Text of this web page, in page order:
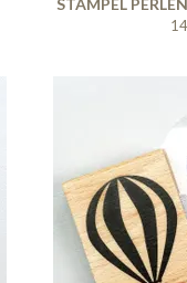
STÄMPEL